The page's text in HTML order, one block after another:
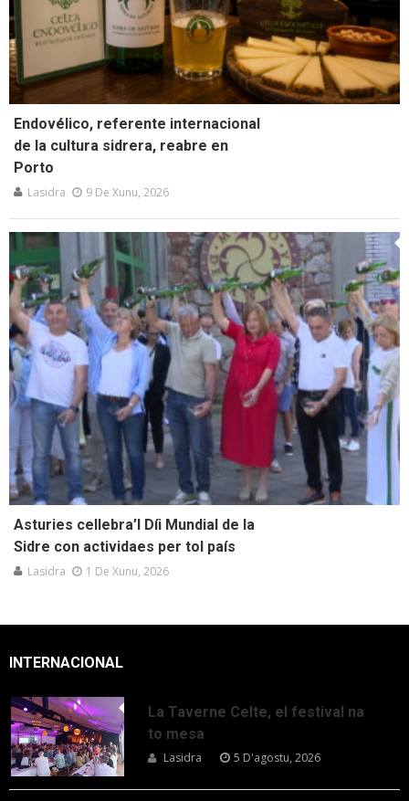
Endovélico, referente internacional
de la cultura sidrera, reabre en
Porto
Lasidra 9 De Xunu, 2026
Asturies cellebra’l Díi Mundial de la
Sidre con actividaes per tol país
Lasidra 1 De Xunu, 2026
INTERNACIONAL
La Taverne Celte, el festival na
to mesa
Lasidra 5 D'agostu, 2026